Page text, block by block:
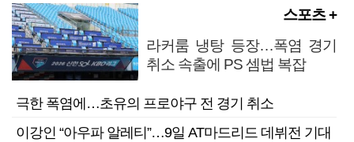
스포츠 +
라커룸 냉탕 등장…폭염 경기
취소 속출에 PS 셈법 복잡
극한 폭염에…초유의 프로야구 전 경기 취소
이강인 “아우파 알레티”…9일 AT마드리드 데뷔전 기대